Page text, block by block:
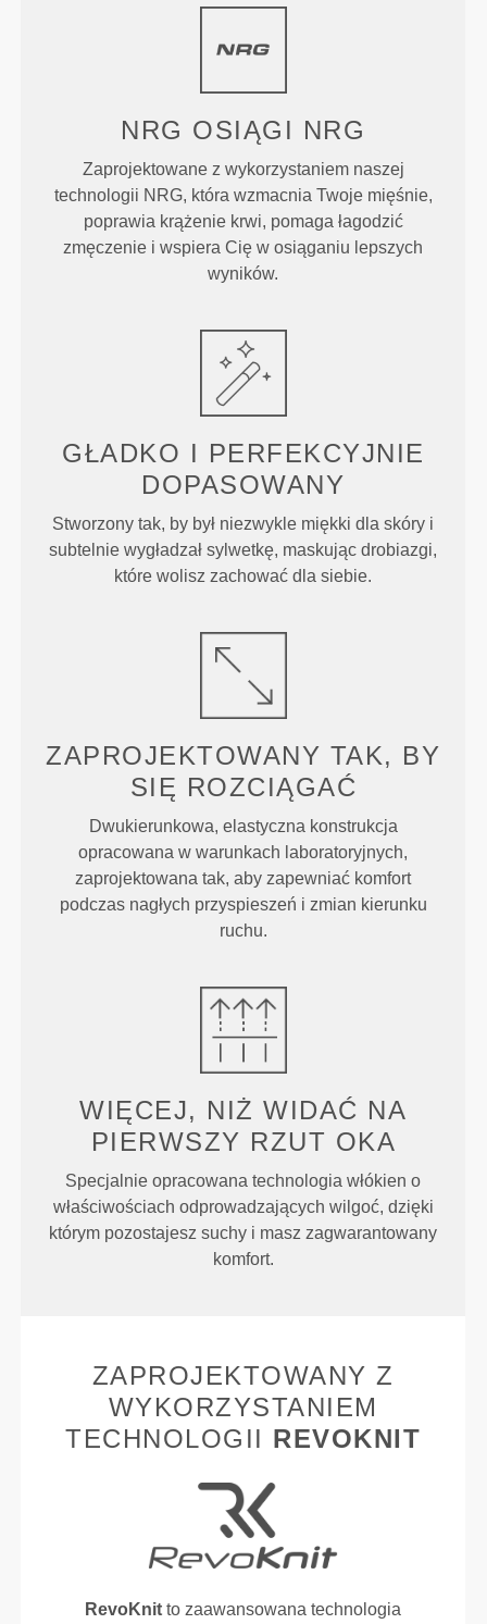
NRG OSIĄGI NRG
Zaprojektowane z wykorzystaniem naszej
technologii NRG, która wzmacnia Twoje mięśnie,
poprawia krążenie krwi, pomaga łagodzić
zmęczenie i wspiera Cię w osiąganiu lepszych
wyników.
GŁADKO I PERFEKCYJNIE
DOPASOWANY
Stworzony tak, by był niezwykle miękki dla skóry i
subtelnie wygładzał sylwetkę, maskując drobiazgi,
które wolisz zachować dla siebie.
ZAPROJEKTOWANY TAK, BY
SIĘ ROZCIĄGAĆ
Dwukierunkowa, elastyczna konstrukcja
opracowana w warunkach laboratoryjnych,
zaprojektowana tak, aby zapewniać komfort
podczas nagłych przyspieszeń i zmian kierunku
ruchu.
WIĘCEJ, NIŻ WIDAĆ NA
PIERWSZY RZUT OKA
Specjalnie opracowana technologia włókien o
właściwościach odprowadzających wilgoć, dzięki
którym pozostajesz suchy i masz zagwarantowany
komfort.
ZAPROJEKTOWANY Z
WYKORZYSTANIEM
TECHNOLOGII REVOKNIT
RevoKnit to zaawansowana technologia